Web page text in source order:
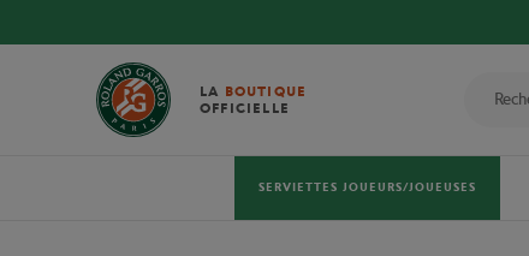
LA BOUTIQUE
OFFICIELLE
SERVIETTES JOUEURS/JOUEUSES